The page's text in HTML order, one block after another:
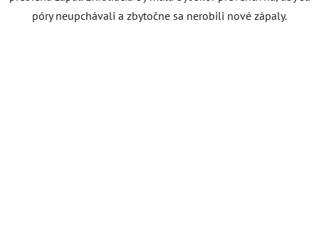
póry neupchávali a zbytočne sa nerobili nové zápaly.